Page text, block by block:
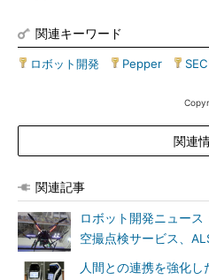
関連キーワード
ロボット開発 Pepper
関連
関連記事
ロボット開発ニュー
空撮点検サービス、
人間との連携を強化